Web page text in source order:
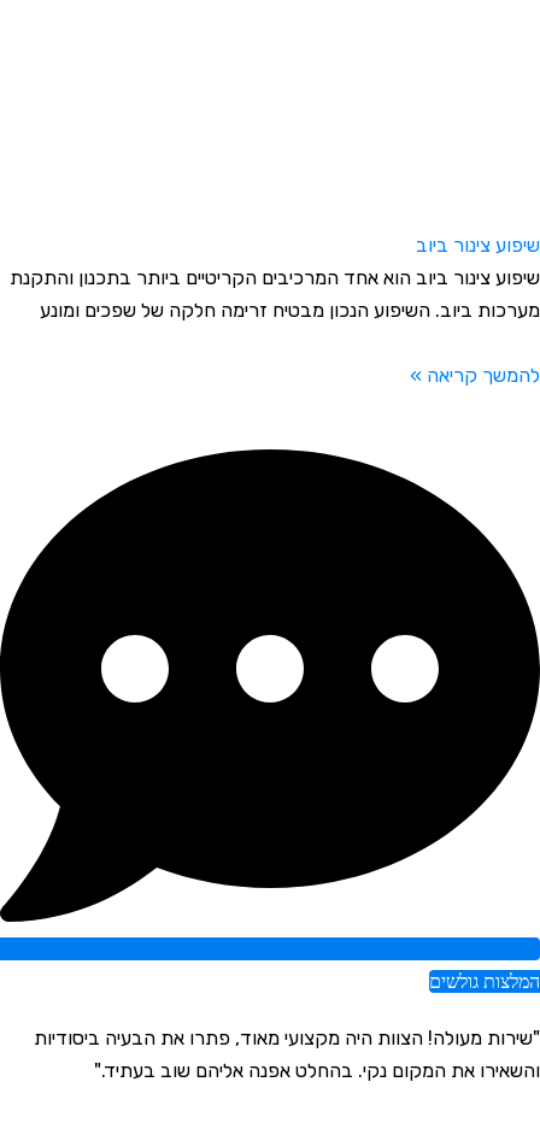
צינור ביוב
צינור ביוב הוא אחד המרכיבים הקריטיים ביותר בתכנון והתקנת
ביוב. השיפוע הנכון מבטיח זרימה חלקה של שפכים ומונע
קריאה »
גולשים
מעולה! הצוות היה מקצועי מאוד, פתרו את הבעיה ביסודיות
את המקום נקי. בהחלט אפנה אליהם שוב בעתיד."